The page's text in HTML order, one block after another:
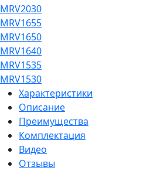
MRV2030
MRV1655
MRV1650
MRV1640
MRV1535
MRV1530
Характеристики
Описание
Преимущества
Комплектация
Видео
Отзывы